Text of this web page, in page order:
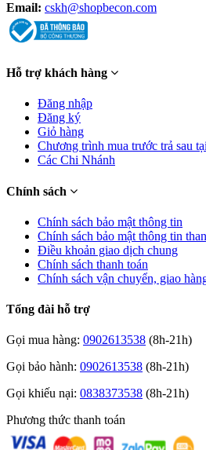
Email: cskh@shopbecon.com
Hỗ trợ khách hàng
Đăng nhập
Đăng ký
Giỏ hàng
Chương trình mua trước trả sau
Các Chi Nhánh
Chính sách
Chính sách bảo mật thông tin
Chính sách bảo mật thông tin
Điều khoản giao dịch chung
Chính sách thanh toán
Chính sách vận chuyển, giao
Tổng đài hỗ trợ
Gọi mua hàng: 0902613538 (8h-21h)
Gọi bảo hành: 0902613538 (8h-21h)
Gọi khiếu nại: 0838373538 (8h-21h)
Phương thức thanh toán